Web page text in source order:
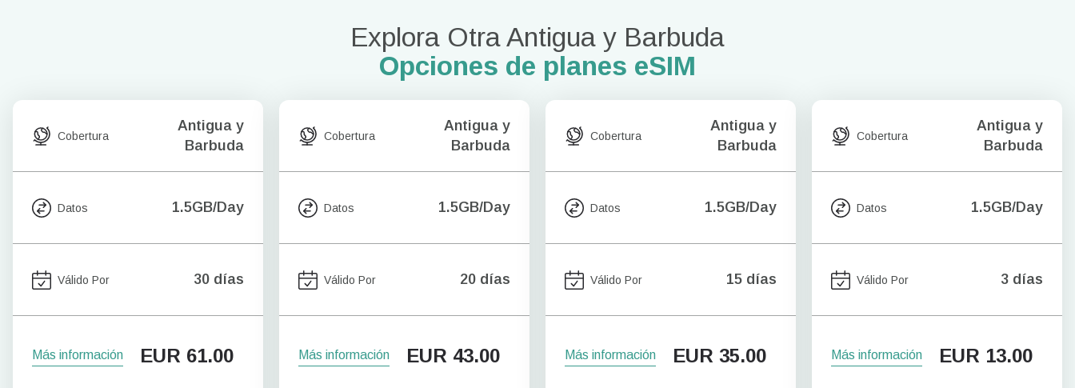
Explora Otra Antigua y Barbuda
Opciones de planes eSIM
Cobertura
Antigua y
Barbuda
Datos 1.5GB/Day
Válido Por 30 días
Más información EUR 61.00
Cobertura
Antigua y
Barbuda
Datos 1.5GB/Day
Válido Por 20 días
Más información EUR 43.00
Cobertura
Antigua y
Barbuda
Datos 1.5GB/Day
Válido Por 15 días
Más información EUR 35.00
Cobertura
Antigua y
Barbuda
Datos 1.5GB/Day
Válido Por 3 días
Más información EUR 13.00